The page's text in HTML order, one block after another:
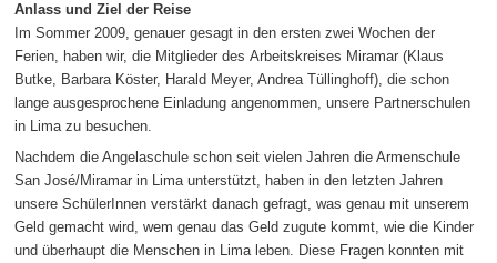
Anlass und Ziel der Reise
Im Sommer 2009, genauer gesagt in den ersten zwei Wochen der
Ferien, haben wir, die Mitglieder des Arbeitskreises Miramar (Klaus
Butke, Barbara Köster, Harald Meyer, Andrea Tüllinghoff), die schon
lange ausgesprochene Einladung angenommen, unsere Partnerschulen
in Lima zu besuchen.
Nachdem die Angelaschule schon seit vielen Jahren die Armenschule
San José/Miramar in Lima unterstützt, haben in den letzten Jahren
unsere SchülerInnen verstärkt danach gefragt, was genau mit unserem
Geld gemacht wird, wem genau das Geld zugute kommt, wie die Kinder
und überhaupt die Menschen in Lima leben. Diese Fragen konnten mit